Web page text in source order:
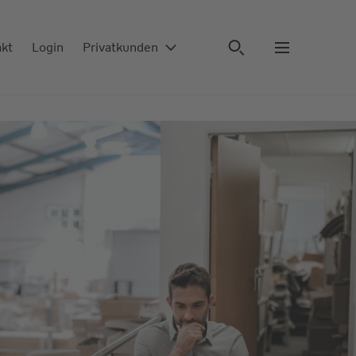
Login Privatkunden